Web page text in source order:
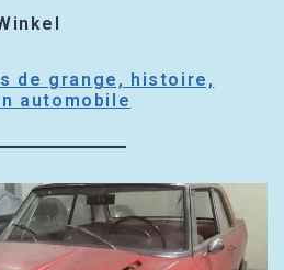
de grange, histoire,
automobile